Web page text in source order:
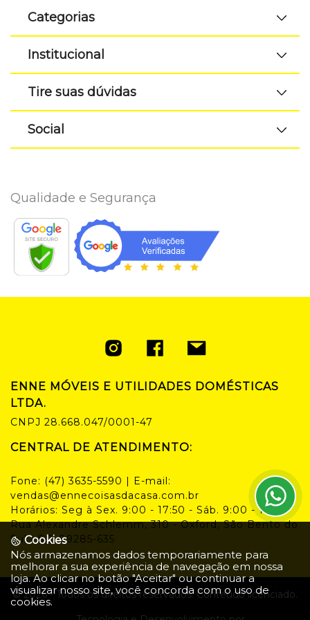
Categorias
Institucional
Tire suas dúvidas
Social
Qualidade e Segurança
ENNE MÓVEIS E UTILIDADES DOMÉSTICAS
LTDA.
CNPJ 28.668.047/0001-47
CENTRAL DE ATENDIMENTO:
Fone: (47) 3635-5590 | E-mail:
vendas@ennecoisasdacasa.com.br
Horários: Seg à Sex. 9:00 - 17:50 - Sáb. 9:00 - 14:00
Rua Alexandre Schlemm, 310 - Oxford, São Bento do
Sul - SC, 89285-635
©2026- Todos os direitos reservados. Conteúdo licenciado.
Cookies
Nós armazenamos dados temporariamente para
melhorar a sua experiência de navegação em nossa
loja. Ao clicar no botão "Aceitar" ou continuar a
visualizar nosso site, você concorda com o uso de
cookies.